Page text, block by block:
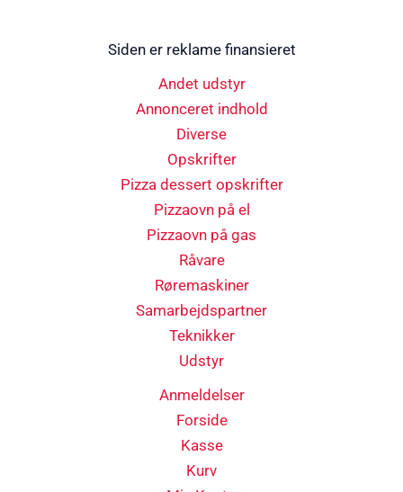
Siden er reklame finansieret
Andet udstyr
Annonceret indhold
Diverse
Opskrifter
Pizza dessert opskrifter
Pizzaovn på el
Pizzaovn på gas
Råvare
Røremaskiner
Samarbejdspartner
Teknikker
Udstyr
Anmeldelser
Forside
Kasse
Kurv